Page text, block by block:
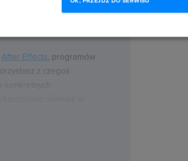
After Effects, programów
z czegoś